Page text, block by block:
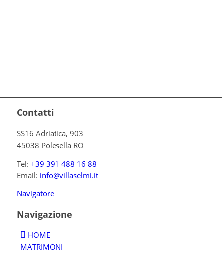
Contatti
SS16 Adriatica, 903
45038 Polesella RO
Tel: +39 391 488 16 88
Email: info@villaselmi.it
Navigatore
Navigazione
HOME
MATRIMONI